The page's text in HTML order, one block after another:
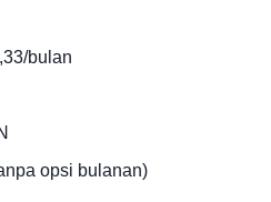
bulan
opsi bulanan)